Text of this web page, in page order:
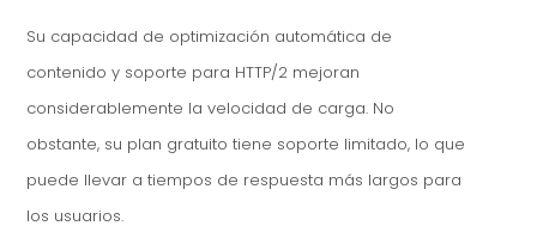
Su capacidad de optimización automática de
contenido y soporte para HTTP/2 mejoran
considerablemente la velocidad de carga. No
obstante, su plan gratuito tiene soporte limitado, lo que
puede llevar a tiempos de respuesta más largos para
los usuarios.